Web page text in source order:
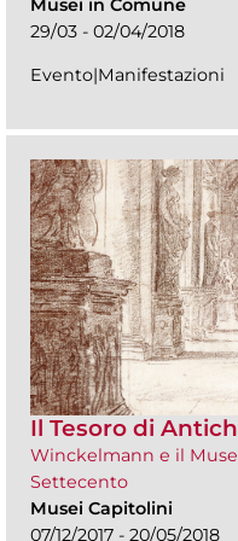
Musei in Comune
29/03 - 02/04/2018
Evento|Manifestazioni
Il Tesoro di
Winckelmann e il
Settecento
Musei Capitolini
07/12/2017 - 20/05/2018